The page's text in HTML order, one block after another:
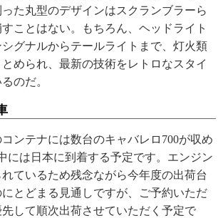
た丸型のデザインはスクランブラーら
ことはない。もちろん、ヘッドライト
グナルからテールライトまで、灯火類
められ、最新の技術をレトロなスタイ
のだ。
ンテナには数台のキャバレロ700が収め
には日本に到着する予定です。エンジン
ているため残念ながら今年度の出荷台
とどまる見通しですが、ご予約いただ
して順次出荷させていただく予定で